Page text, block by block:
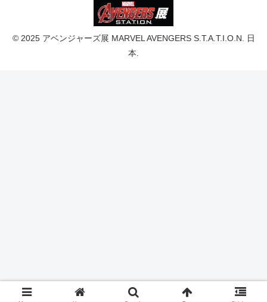
© 2025 アベンジャーズ展 MARVEL AVENGERS S.T.A.T.I.O.N. 日
本.